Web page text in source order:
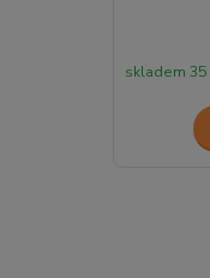
skladem 35